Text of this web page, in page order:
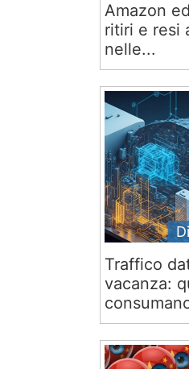
Amazon
ritiri e resi
nelle...
Traffico
vacanza: